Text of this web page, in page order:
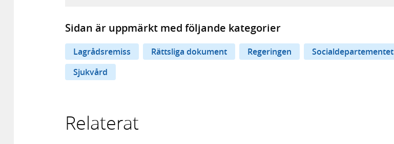
Sidan är uppmärkt med följande kategorier
Lagrådsremiss Rättsliga dokument Regeringen
Socialdepartementet
Sjukvård
Relaterat